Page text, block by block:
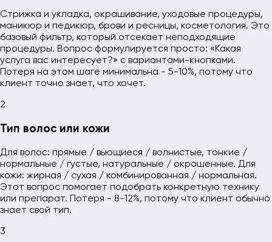
Стрижка и укладка, окрашивание, уходовые процедуры,
маникюр и педикюр, брови и ресницы, косметология. Это
базовый фильтр, который отсекает неподходящие
процедуры. Вопрос формулируется просто: «Какая
услуга вас интересует?» с вариантами-кнопками.
Потеря на этом шаге минимальна - 5-10%, потому что
клиент точно знает, что хочет.
2
Тип волос или кожи
Для волос: прямые / вьющиеся / волнистые, тонкие /
нормальные / густые, натуральные / окрашенные. Для
кожи: жирная / сухая / комбинированная / нормальная.
Этот вопрос помогает подобрать конкретную технику
или препарат. Потеря - 8-12%, потому что клиент обычно
знает свой тип.
3